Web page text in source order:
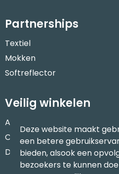
Partnerships
Textiel
Mokken
Softreflector
Veilig winkelen
Algemene voorwaarden
Cookieverklaring
Disclaimer
Deze website maakt
een betere
bieden, alsook een
bezoekers te kunnen